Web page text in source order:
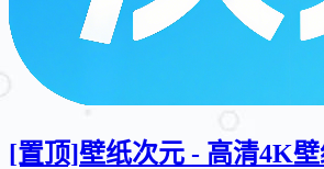
[置顶]壁纸次元 - 高清4K